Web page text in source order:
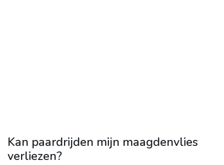
Kan paardrijden mijn maagdenvlies
verliezen?